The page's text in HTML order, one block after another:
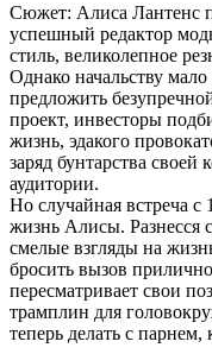
Сюжет: Алиса Лантенс
успешный редактор
стиль, великолепное
Однако начальству
предложить
проект, инвесторы
жизнь, эдакого
заряд бунтарства своей
аудитории.
Но случайная встреча с
жизнь Алисы. Разнесся
смелые взгляды на
бросить вызов
пересматривает свои
трамплин для
теперь делать с